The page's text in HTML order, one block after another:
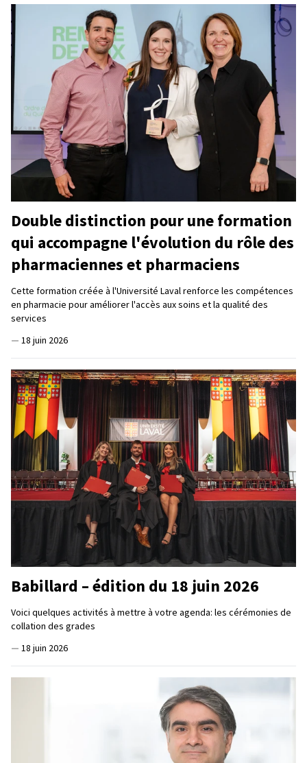
Double distinction pour une formation
qui accompagne l'évolution du rôle des
pharmaciennes et pharmaciens
Cette formation créée à l'Université Laval renforce les compétences
en pharmacie pour améliorer l'accès aux soins et la qualité des
services
— 18 juin 2026
Babillard – édition du 18 juin 2026
Voici quelques activités à mettre à votre agenda: les cérémonies de
collation des grades
— 18 juin 2026